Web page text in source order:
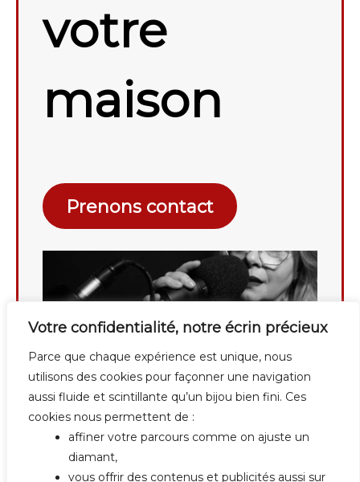
Votre confidentialité, notre écrin précieux
Parce que chaque expérience est unique, nous
utilisons des cookies pour façonner une navigation
aussi fluide et scintillante qu’un bijou bien fini. Ces
cookies nous permettent de :
affiner votre parcours comme on ajuste un
diamant,
vous offrir des contenus et publicités aussi sur
votre
maison
Prenons contact